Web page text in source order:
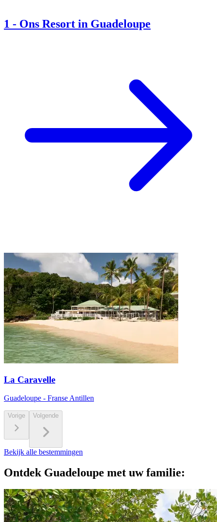
1 - Ons Resort in Guadeloupe
La Caravelle
Guadeloupe - Franse Antillen
Vorige Volgende
Bekijk alle bestemmingen
Ontdek Guadeloupe met uw familie: